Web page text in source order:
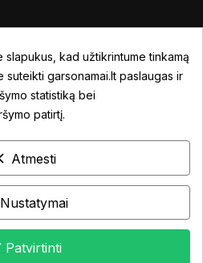
slapukus, kad užtikrintume tinkamą
suteikti garsonamai.lt paslaugas ir
statistiką bei
patirtį.
Atmesti
Nustatymai
Patvirtinti